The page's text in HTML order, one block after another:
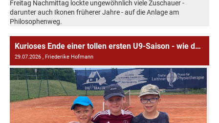
Freitag Nachmittag lockte ungewöhnlich viele Zuschauer -
darunter auch Ikonen früherer Jahre - auf die Anlage am
Philosophenweg.
Kurioses Ende einer tollen ersten U9-Saison - wie das Wetter und der Verkehr einen Spieltag entscheiden kann
29.07.2026 , Friederike Hofmann